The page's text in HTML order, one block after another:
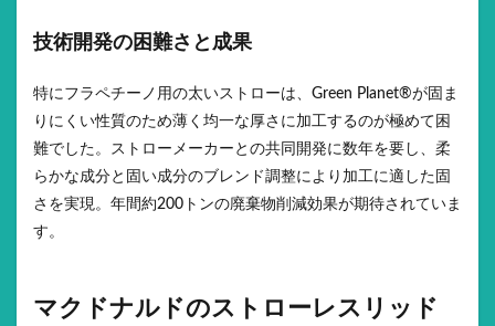
技術開発の困難さと成果
特にフラペチーノ用の太いストローは、Green Planet®が固ま
りにくい性質のため薄く均一な厚さに加工するのが極めて困
難でした。ストローメーカーとの共同開発に数年を要し、柔
らかな成分と固い成分のブレンド調整により加工に適した固
さを実現。年間約200トンの廃棄物削減効果が期待されていま
す。
マクドナルドのストローレスリッド